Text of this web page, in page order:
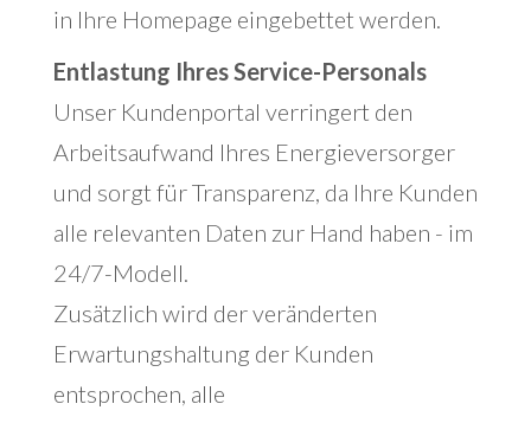
in Ihre Homepage eingebettet werden.
Entlastung Ihres Service-Personals
Unser Kundenportal verringert den
Arbeitsaufwand Ihres Energieversorger
und sorgt für Transparenz, da Ihre Kunden
alle relevanten Daten zur Hand haben - im
24/7-Modell.
Zusätzlich wird der veränderten
Erwartungshaltung der Kunden
entsprochen, alle